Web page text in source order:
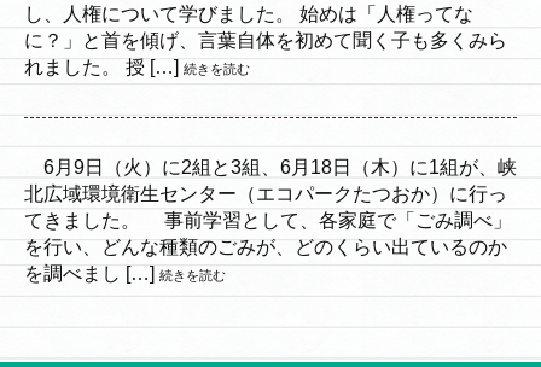
し、人権について学びました。 始めは「人権ってな
に？」と首を傾げ、言葉自体を初めて聞く子も多くみら
れました。 授 […] 続きを読む
6月9日（火）に2組と3組、6月18日（木）に1組が、峡
北広域環境衛生センター（エコパークたつおか）に行っ
てきました。 事前学習として、各家庭で「ごみ調べ」
を行い、どんな種類のごみが、どのくらい出ているのか
を調べまし […] 続きを読む